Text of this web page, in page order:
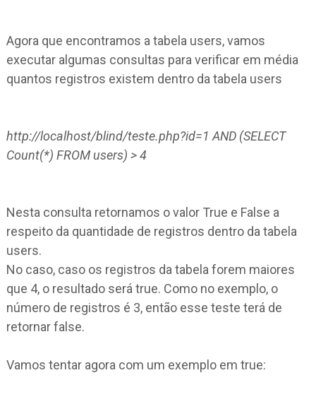
Agora que encontramos a tabela users, vamos
executar algumas consultas para verificar em média
quantos registros existem dentro da tabela users
http://localhost/blind/teste.php?id=1 AND (SELECT
Count(*) FROM users) > 4
Nesta consulta retornamos o valor True e False a
respeito da quantidade de registros dentro da tabela
users.
No caso, caso os registros da tabela forem maiores
que 4, o resultado será true. Como no exemplo, o
número de registros é 3, então esse teste terá de
retornar false.
Vamos tentar agora com um exemplo em true: